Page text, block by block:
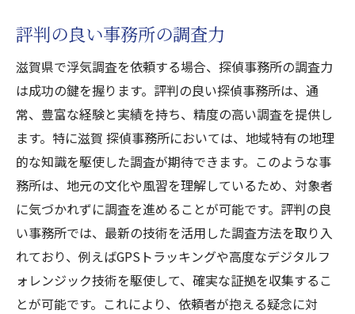
評判の良い事務所の調査力
滋賀県で浮気調査を依頼する場合、探偵事務所の調査力
は成功の鍵を握ります。評判の良い探偵事務所は、通
常、豊富な経験と実績を持ち、精度の高い調査を提供し
ます。特に滋賀 探偵事務所においては、地域特有の地理
的な知識を駆使した調査が期待できます。このような事
務所は、地元の文化や風習を理解しているため、対象者
に気づかれずに調査を進めることが可能です。評判の良
い事務所では、最新の技術を活用した調査方法を取り入
れており、例えばGPSトラッキングや高度なデジタルフ
ォレンジック技術を駆使して、確実な証拠を収集するこ
とが可能です。これにより、依頼者が抱える疑念に対